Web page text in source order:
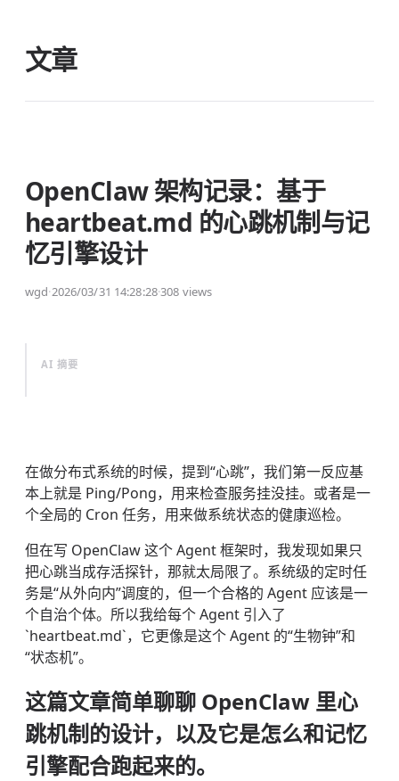
文章
OpenClaw 架构记录：基于
heartbeat.md 的心跳机制与记
忆引擎设计
wgd·2026/03/31 14:28:28·308 views
AI 摘要
在做分布式系统的时候，提到“心跳”，我们第一反应基
本上就是 Ping/Pong，用来检查服务挂没挂。或者是一
个全局的 Cron 任务，用来做系统状态的健康巡检。
但在写 OpenClaw 这个 Agent 框架时，我发现如果只
把心跳当成存活探针，那就太局限了。系统级的定时任
务是“从外向内”调度的，但一个合格的 Agent 应该是一
个自治个体。所以我给每个 Agent 引入了
`heartbeat.md`，它更像是这个 Agent 的“生物钟”和
“状态机”。
这篇文章简单聊聊 OpenClaw 里心
跳机制的设计，以及它是怎么和记忆
引擎配合跑起来的。